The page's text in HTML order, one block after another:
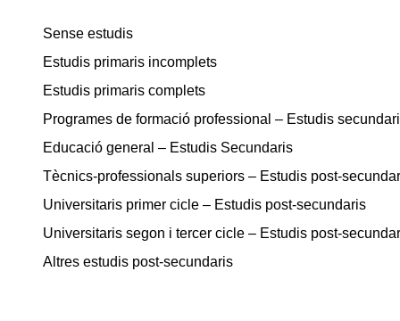
Sense estudis
Estudis primaris incomplets
Estudis primaris complets
Programes de formació professional – Estudis
Educació general – Estudis Secundaris
Tècnics-professionals superiors – Estudis post-
Universitaris primer cicle – Estudis post-secundaris
Universitaris segon i tercer cicle – Estudis post-
Altres estudis post-secundaris